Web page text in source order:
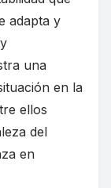
adapta y
una
en la
ellos
del
en